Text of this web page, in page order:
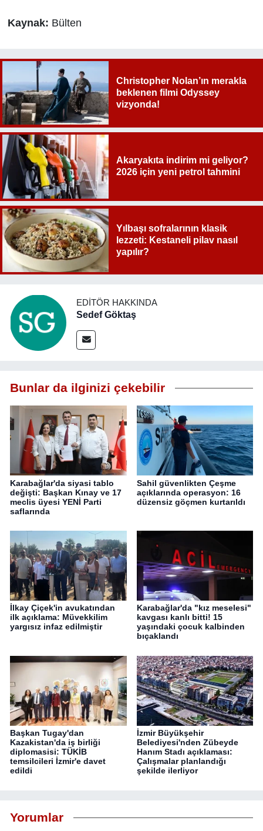
Kaynak: Bülten
Christopher Nolan’ın merakla
beklenen filmi Odyssey
vizyonda!
Akaryakıta indirim mi geliyor?
2026 için yeni petrol tahmini
Yılbaşı sofralarının klasik
lezzeti: Kestaneli pilav nasıl
yapılır?
EDITÖR HAKKINDA
Sedef Göktaş
Bunlar da ilginizi çekebilir
Karabağlar'da siyasi tablo
değişti: Başkan Kınay ve 17
meclis üyesi YENİ Parti
saflarında
Sahil güvenlikten Çeşme
açıklarında operasyon: 16
düzensiz göçmen kurtarıldı
İlkay Çiçek'in avukatından
ilk açıklama: Müvekkilim
yargısız infaz edilmiştir
Karabağlar'da "kız meselesi"
kavgası kanlı bitti! 15
yaşındaki çocuk kalbinden
bıçaklandı
Başkan Tugay'dan
Kazakistan'da iş birliği
diplomasisi: TÜKİB
temsilcileri İzmir'e davet
edildi
İzmir Büyükşehir
Belediyesi'nden Zübeyde
Hanım Stadı açıklaması:
Çalışmalar planlandığı
şekilde ilerliyor
Yorumlar